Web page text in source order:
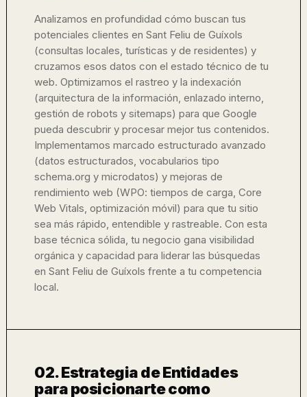
Analizamos en profundidad cómo buscan tus
potenciales clientes en Sant Feliu de Guíxols
(consultas locales, turísticas y de residentes) y
cruzamos esos datos con el estado técnico de tu
web. Optimizamos el rastreo y la indexación
(arquitectura de la información, enlazado interno,
gestión de robots y sitemaps) para que Google
pueda descubrir y procesar mejor tus contenidos.
Implementamos marcado estructurado avanzado
(datos estructurados, vocabularios tipo
schema.org y microdatos) y mejoras de
rendimiento web (WPO: tiempos de carga, Core
Web Vitals, optimización móvil) para que tu sitio
sea más rápido, entendible y rastreable. Con esta
base técnica sólida, tu negocio gana visibilidad
orgánica y capacidad para liderar las búsquedas
en Sant Feliu de Guíxols frente a tu competencia
local.
02. Estrategia de Entidades
para posicionarte como